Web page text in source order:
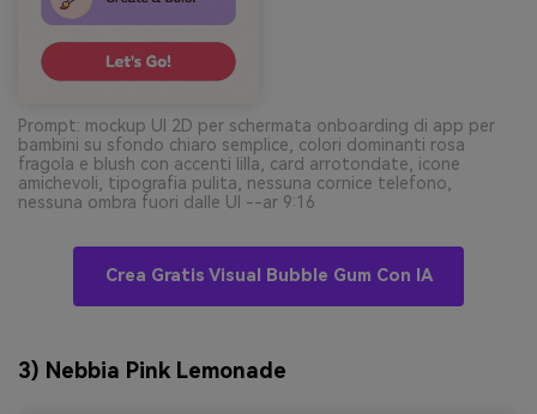
Prompt: mockup UI 2D per schermata onboarding di app per
bambini su sfondo chiaro semplice, colori dominanti rosa
fragola e blush con accenti lilla, card arrotondate, icone
amichevoli, tipografia pulita, nessuna cornice telefono,
nessuna ombra fuori dalle UI --ar 9:16
Crea Gratis Visual Bubble Gum Con IA
3) Nebbia Pink Lemonade